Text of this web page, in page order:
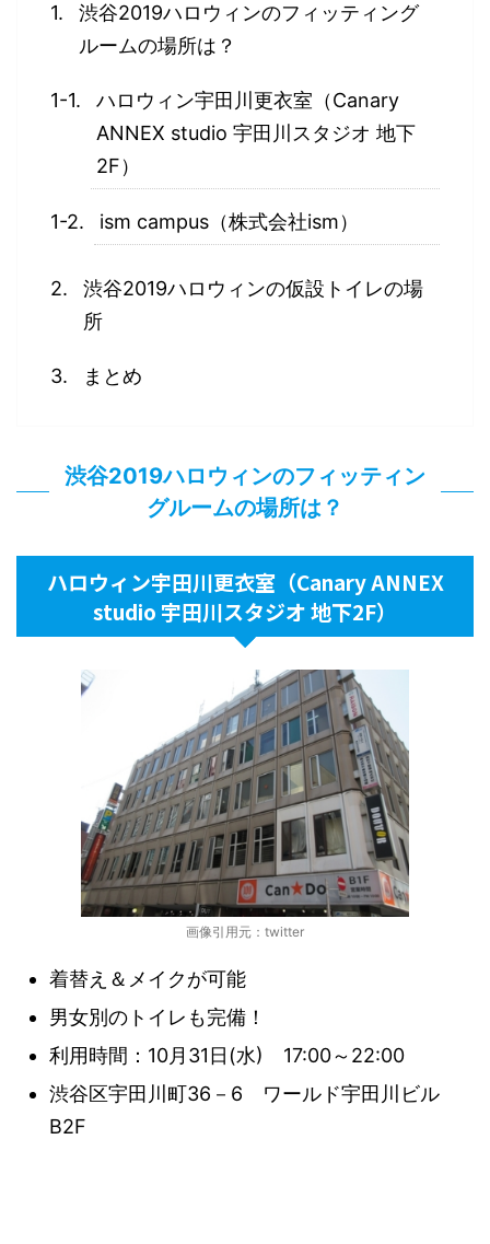
渋谷2019ハロウィンのフィッティング
ルームの場所は？
ハロウィン宇田川更衣室（Canary
ANNEX studio 宇田川スタジオ 地下
2F）
ism campus（株式会社ism）
渋谷2019ハロウィンの仮設トイレの場
所
まとめ
渋谷2019ハロウィンのフィッティン
グルームの場所は？
ハロウィン宇田川更衣室（Canary ANNEX
studio 宇田川スタジオ 地下2F）
画像引用元：twitter
着替え＆メイクが可能
男女別のトイレも完備！
利用時間：10月31日(水) 17:00～22:00
渋谷区宇田川町36－6 ワールド宇田川ビル
B2F